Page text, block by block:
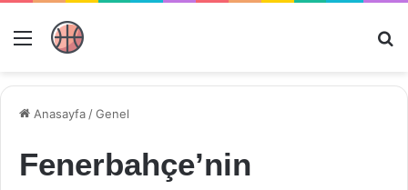
Menü
Anasayfa /Genel
Fenerbahçe’nin